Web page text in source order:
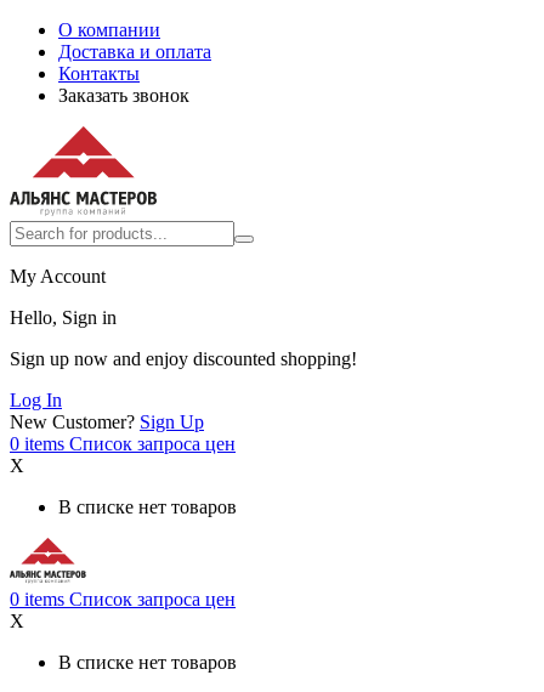
О компании
Доставка и оплата
Контакты
Заказать звонок
My Account
Hello, Sign in
Sign up now and enjoy discounted shopping!
Log In
New Customer? Sign Up
0 items Список запроса цен
X
В списке нет товаров
0 items Список запроса цен
X
В списке нет товаров